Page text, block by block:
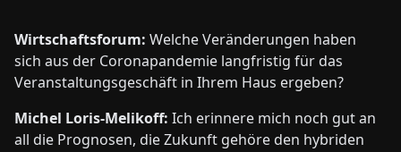
Wirtschaftsforum: Welche Veränderungen haben
sich aus der Coronapandemie langfristig für das
Veranstaltungsgeschäft in Ihrem Haus ergeben?
Michel Loris-Melikoff: Ich erinnere mich noch gut an
all die Prognosen, die Zukunft gehöre den hybriden